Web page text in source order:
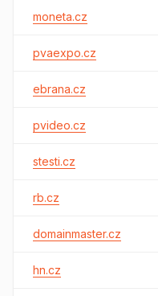
moneta.cz
pvaexpo.cz
ebrana.cz
pvideo.cz
stesti.cz
rb.cz
domainmaster.cz
hn.cz